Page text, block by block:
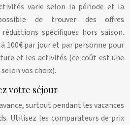
varie selon la période et la
de trouver des offres
spécifiques hors saison.
100€ par jour et par personne pour
et les activités (ce coût est une
vos choix).
votre séjour
surtout pendant les vacances
Utilisez les comparateurs de prix